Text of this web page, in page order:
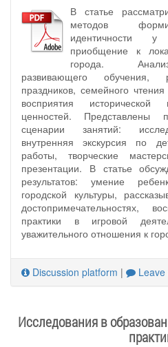
В статье
методов
идентичности у
приобщение к
города.
развивающего обучения,
праздников, семейного
восприятия
ценностей. Представлены
сценарии занятий:
внутренняя экскурсия по
работы, творческие
презентации. В статье
результатов: умение
городской культуры,
достопримечательностях,
практики в игровой
уважительного отношения к
Discussion platform |
Исследования в